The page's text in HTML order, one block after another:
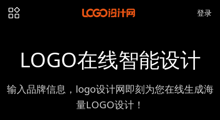
登录
LOGO在线智能设计
输入品牌信息，logo设计网即刻为您在线生成海
量LOGO设计！